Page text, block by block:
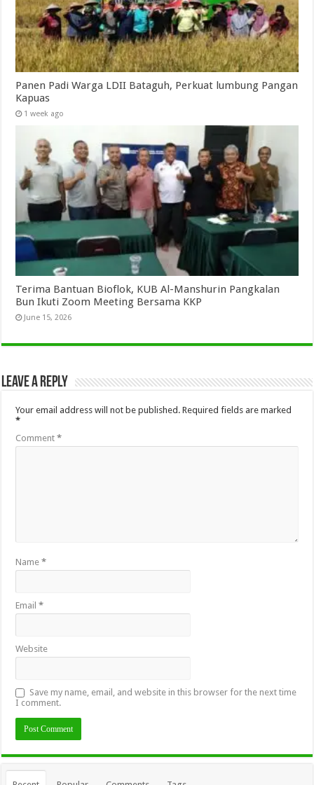
Panen Padi Warga LDII Bataguh, Perkuat lumbung Pangan
Kapuas
1 week ago
Terima Bantuan Bioflok, KUB Al-Manshurin Pangkalan
Bun Ikuti Zoom Meeting Bersama KKP
June 15, 2026
Leave a Reply
Your email address will not be published. Required fields are marked
*
Comment*
Name*
Email*
Website
Save my name, email, and website in this browser for the next time
I comment.